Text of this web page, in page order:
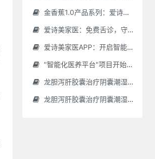
金香蕉1.0产品系列：爱诗美家医健康分布机，健康一体机，社区服务中心，药店，健康小屋都需要
爱诗美家医：免费舌诊，守护您的健康之旅
爱诗美家医APP：开启智能舌诊新时代.舌诊app软件有哪些 好用的舌诊app大全
"智能化医养平台"项目开始招商了，零加盟费，终身自动赚钱
龙胆泻肝胶囊治疗阴囊潮湿吗(龙胆泻肝胶囊治疗阴囊潮湿吗怎么服用)
龙胆泻肝胶囊治疗阴囊潮湿吗怎么服用(龙胆泻肝胶囊治疗阴囊潮湿吗怎么服用效果好)